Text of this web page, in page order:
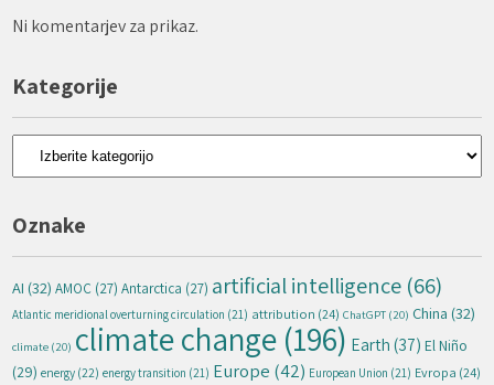
Ni komentarjev za prikaz.
Kategorije
Kategorije
Oznake
AI (32) AMOC (27) Antarctica (27) artificial intelligence (66)
Atlantic meridional overturning circulation (21) attribution (24) ChatGPT (20) China (32)
climate (20) climate change (196) Earth (37) El Niño
(29) energy (22) energy transition (21) Europe (42) European Union (21) Evropa (24)